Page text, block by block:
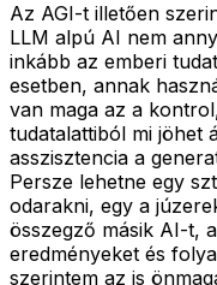
Az AGI-t illetően
LLM alpú AI nem
inkább az emberi
esetben, annak
van maga az a
tudatalattiból mi jöhet
asszisztencia a
Persze lehetne egy
odarakni, egy a
összegző másik AI-t,
eredményeket és
szerintem az is